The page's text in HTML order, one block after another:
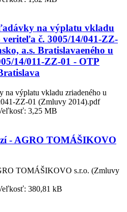
na výplatu vkladu
veriteľa č. 3005/14/041-ZZ-
a.s. Bratislavaeného u
14/011-ZZ-01 - OTP
na výplatu vkladu zriadeného u
ZZ-01 (Zmluvy 2014).pdf
3,25 MB
- AGRO TOMÁŠIKOVO
TOMÁŠIKOVO s.r.o. (Zmluvy
380,81 kB